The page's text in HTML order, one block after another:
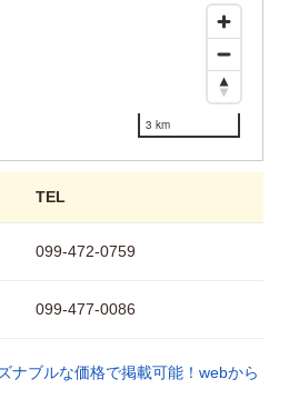
3 km
TEL
099-472-0759
099-477-0086